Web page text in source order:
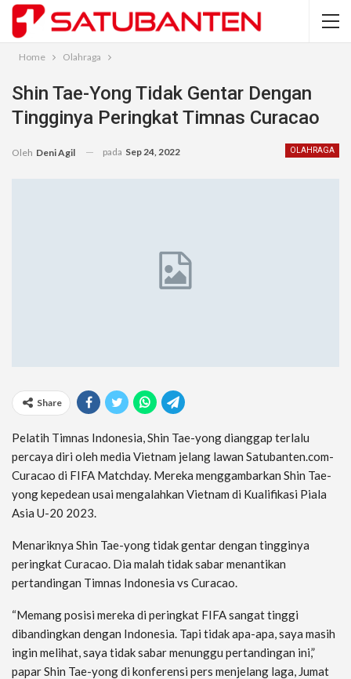
Home Olahraga
Shin Tae-Yong Tidak Gentar Dengan
Tingginya Peringkat Timnas Curacao
OLAHRAGA
Oleh Deni Agil pada Sep 24, 2022
Share
Pelatih Timnas Indonesia, Shin Tae-yong dianggap terlalu
percaya diri oleh media Vietnam jelang lawan Satubanten.com-
Curacao di FIFA Matchday. Mereka menggambarkan Shin Tae-
yong kepedean usai mengalahkan Vietnam di Kualifikasi Piala
Asia U-20 2023.
Menariknya Shin Tae-yong tidak gentar dengan tingginya
peringkat Curacao. Dia malah tidak sabar menantikan
pertandingan Timnas Indonesia vs Curacao.
“Memang posisi mereka di peringkat FIFA sangat tinggi
dibandingkan dengan Indonesia. Tapi tidak apa-apa, saya masih
ingin melihat, saya tidak sabar menunggu pertandingan ini,”
papar Shin Tae-yong di konferensi pers menjelang laga, Jumat